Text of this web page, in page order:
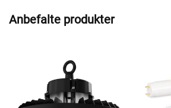
Anbefalte produkter